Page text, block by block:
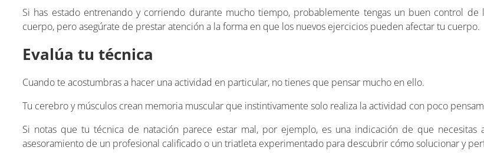
Si has estado entrenando y corriendo durante mucho tiempo, probablemente tengas un buen control de
cuerpo, pero asegúrate de prestar atención a la forma en que los nuevos ejercicios pueden afectar tu cuerpo.
Evalúa tu técnica
Cuando te acostumbras a hacer una actividad en particular, no tienes que pensar mucho en ello.
Tu cerebro y músculos crean memoria muscular que instintivamente solo realiza la actividad con poco
Si notas que tu técnica de natación parece estar mal, por ejemplo, es una indicación de que necesitas
asesoramiento de un profesional calificado o un triatleta experimentado para descubrir cómo solucionar y